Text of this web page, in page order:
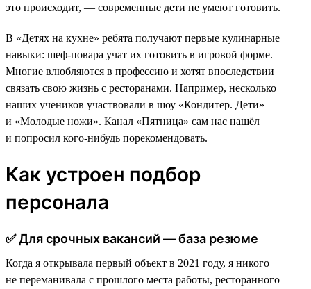
это происходит, — современные дети не умеют готовить.
В «Детях на кухне» ребята получают первые кулинарные
навыки: шеф-повара учат их готовить в игровой форме.
Многие влюбляются в профессию и хотят впоследствии
связать свою жизнь с ресторанами. Например, несколько
наших учеников участвовали в шоу «Кондитер. Дети»
и «Молодые ножи». Канал «Пятница» сам нас нашёл
и попросил кого-нибудь порекомендовать.
Как устроен подбор
персонала
✅ Для срочных вакансий — база резюме
Когда я открывала первый объект в 2021 году, я никого
не переманивала с прошлого места работы, ресторанного